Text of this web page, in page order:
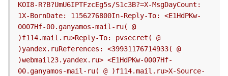
KOI8-R?B?UmU6IPTFzcEg5s/S1c3B?=X-MsgDayCount:
1X-BornDate: 1156276800In-Reply-To: <E1HdPKw-
0007Hf-00.ganyamos-mail-ru( @
)f114.mail.ru>Reply-To: pvsecret( @
)yandex.ruReferences: <39931176714933( @
)webmail23.yandex.ru> <E1HdPKw-0007Hf-
00.ganyamos-mail-ru( @ )f114.mail.ru>X-Source-